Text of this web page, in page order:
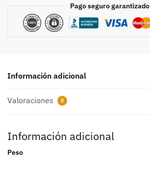
Pago seguro garantizado
Información adicional
Valoraciones 0
Información adicional
Peso